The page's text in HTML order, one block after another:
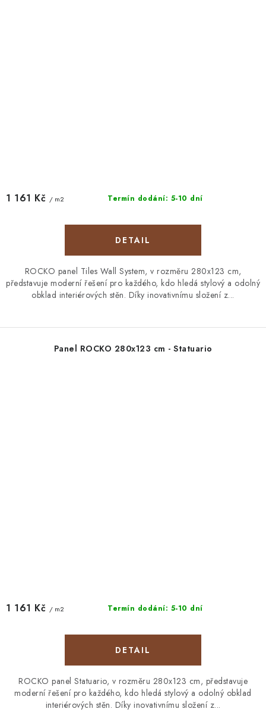
Termín dodání: 5-10 dní
1 161 Kč / m2
ROCKO panel Tiles Wall System, v rozměru 280x123 cm,
představuje moderní řešení pro každého, kdo hledá stylový a odolný
obklad interiérových stěn. Díky inovativnímu složení z...
Panel ROCKO 280x123 cm - Statuario
Termín dodání: 5-10 dní
1 161 Kč / m2
ROCKO panel Statuario, v rozměru 280x123 cm, představuje
moderní řešení pro každého, kdo hledá stylový a odolný obklad
interiérových stěn. Díky inovativnímu složení z...